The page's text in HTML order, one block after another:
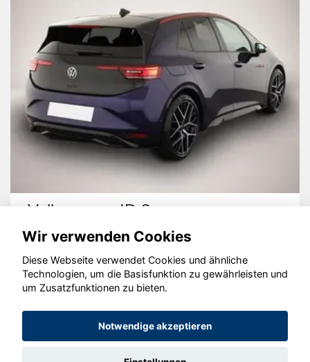
Volkswagen ID.3
© konjunkturmotor.de GmbH 2020 - 2026
Wir verwenden Cookies
Diese Webseite verwendet Cookies und ähnliche
Technologien, um die Basisfunktion zu gewährleisten und
um Zusatzfunktionen zu bieten.
Notwendige akzeptieren